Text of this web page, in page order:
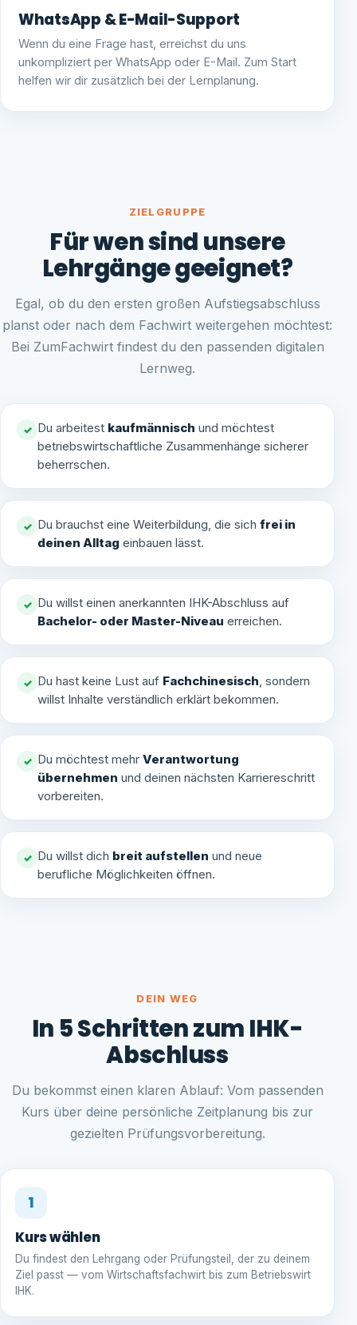
WhatsApp & E-Mail-Support
Wenn du eine Frage hast, erreichst du uns
unkompliziert per WhatsApp oder E-Mail. Zum Start
helfen wir dir zusätzlich bei der Lernplanung.
ZIELGRUPPE
Für wen sind unsere
Lehrgänge geeignet?
Egal, ob du den ersten großen Aufstiegsabschluss
planst oder nach dem Fachwirt weitergehen möchtest:
Bei ZumFachwirt findest du den passenden digitalen
Lernweg.
✓ Du arbeitest kaufmännisch und möchtest
betriebswirtschaftliche Zusammenhänge sicherer
beherrschen.
✓ Du brauchst eine Weiterbildung, die sich frei in
deinen Alltag einbauen lässt.
✓ Du willst einen anerkannten IHK-Abschluss auf
Bachelor- oder Master-Niveau erreichen.
✓ Du hast keine Lust auf Fachchinesisch, sondern
willst Inhalte verständlich erklärt bekommen.
✓ Du möchtest mehr Verantwortung
übernehmen und deinen nächsten Karriereschritt
vorbereiten.
✓ Du willst dich breit aufstellen und neue
berufliche Möglichkeiten öffnen.
DEIN WEG
In 5 Schritten zum IHK-
Abschluss
Du bekommst einen klaren Ablauf: Vom passenden
Kurs über deine persönliche Zeitplanung bis zur
gezielten Prüfungsvorbereitung.
1
Kurs wählen
Du findest den Lehrgang oder Prüfungsteil, der zu deinem
Ziel passt — vom Wirtschaftsfachwirt bis zum Betriebswirt
IHK.